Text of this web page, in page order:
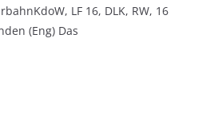
LF 16, DLK, RW, 16
(Eng) Das